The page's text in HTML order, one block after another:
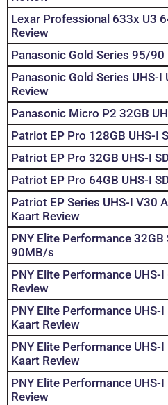
Lexar Professional 633x U3
Review
Panasonic Gold Series 95/90
Panasonic Gold Series UHS-I
Review
Panasonic Micro P2 32GB
Patriot EP Pro 128GB UHS-I
Patriot EP Pro 32GB UHS-I
Patriot EP Pro 64GB UHS-I
Patriot EP Series UHS-I V30
Kaart Review
PNY Elite Performance 32GB
90MB/s
PNY Elite Performance UHS-I
Review
PNY Elite Performance UHS-I
Kaart Review
PNY Elite Performance UHS-I
Kaart Review
PNY Elite Performance UHS-I
Review